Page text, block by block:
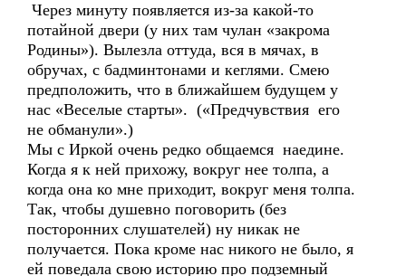
Через минуту появляется из-за какой-то
потайной двери (у них там чулан «закрома
Родины»). Вылезла оттуда, вся в мячах, в
обручах, с бадминтонами и кеглями. Смею
предположить, что в ближайшем будущем у
нас «Веселые старты». («Предчувствия его
не обманули».)
Мы с Иркой очень редко общаемся наедине.
Когда я к ней прихожу, вокруг нее толпа, а
когда она ко мне приходит, вокруг меня толпа.
Так, чтобы душевно поговорить (без
посторонних слушателей) ну никак не
получается. Пока кроме нас никого не было, я
ей поведала свою историю про подземный